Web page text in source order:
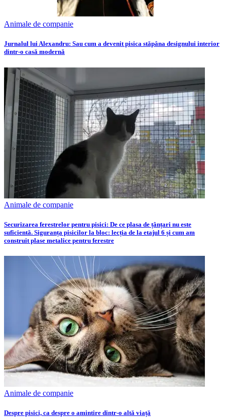
Animale de companie
Jurnalul lui Alexandru: Sau cum a devenit pisica stăpâna designului interior
dintr-o casă modernă
Animale de companie
Securizarea ferestrelor pentru pisici: De ce plasa de țânțari nu este
suficientă. Siguranța pisicilor la bloc: lecția de la etajul 6 și cum am
construit plase metalice pentru ferestre
Animale de companie
Despre pisici, ca despre o amintire dintr-o altă viață